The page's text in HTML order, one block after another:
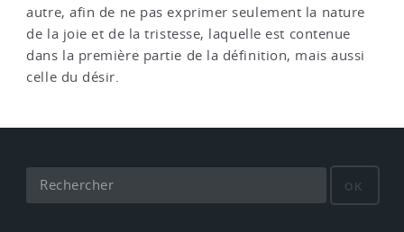
autre, afin de ne pas exprimer seulement la nature
de la joie et de la tristesse, laquelle est contenue
dans la première partie de la définition, mais aussi
celle du désir.
OK